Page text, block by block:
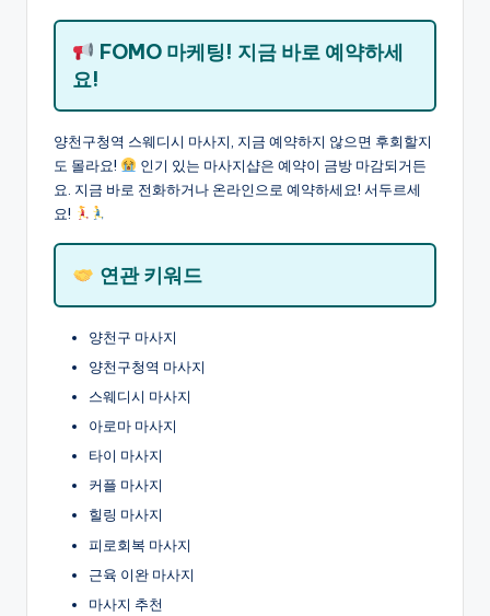
FOMO 마케팅! 지금 바로 예약하세
요!
양천구청역 스웨디시 마사지, 지금 예약하지 않으면 후회할지
도 몰라요!
인기 있는 마사지샵은 예약이 금방 마감되거든
요. 지금 바로 전화하거나 온라인으로 예약하세요! 서두르세
요!
연관 키워드
양천구 마사지
양천구청역 마사지
스웨디시 마사지
아로마 마사지
타이 마사지
커플 마사지
힐링 마사지
피로회복 마사지
근육 이완 마사지
마사지 추천